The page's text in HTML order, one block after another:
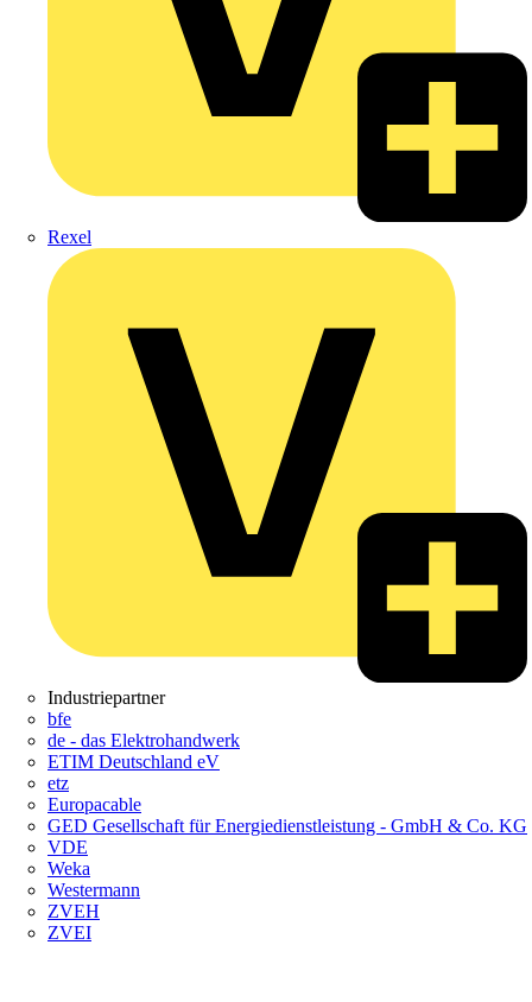
Rexel
Industriepartner
bfe
de - das Elektrohandwerk
ETIM Deutschland eV
etz
Europacable
GED Gesellschaft für Energiedienstleistung - GmbH & Co. KG
VDE
Weka
Westermann
ZVEH
ZVEI